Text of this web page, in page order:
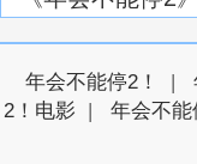
年会不能停2！
2！电影
年会不能